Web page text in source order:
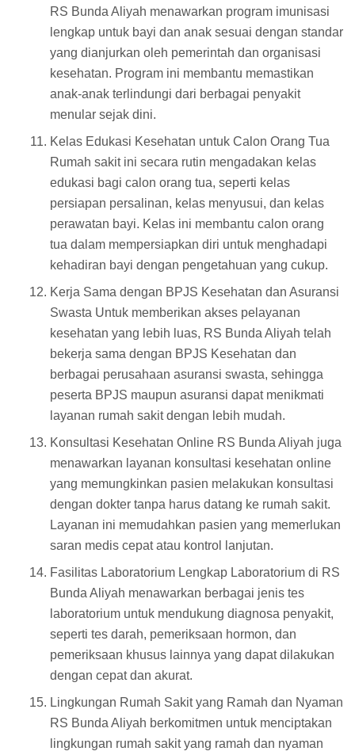
RS Bunda Aliyah menawarkan program imunisasi
lengkap untuk bayi dan anak sesuai dengan standar
yang dianjurkan oleh pemerintah dan organisasi
kesehatan. Program ini membantu memastikan
anak-anak terlindungi dari berbagai penyakit
menular sejak dini.
Kelas Edukasi Kesehatan untuk Calon Orang Tua
Rumah sakit ini secara rutin mengadakan kelas
edukasi bagi calon orang tua, seperti kelas
persiapan persalinan, kelas menyusui, dan kelas
perawatan bayi. Kelas ini membantu calon orang
tua dalam mempersiapkan diri untuk menghadapi
kehadiran bayi dengan pengetahuan yang cukup.
Kerja Sama dengan BPJS Kesehatan dan Asuransi
Swasta Untuk memberikan akses pelayanan
kesehatan yang lebih luas, RS Bunda Aliyah telah
bekerja sama dengan BPJS Kesehatan dan
berbagai perusahaan asuransi swasta, sehingga
peserta BPJS maupun asuransi dapat menikmati
layanan rumah sakit dengan lebih mudah.
Konsultasi Kesehatan Online RS Bunda Aliyah juga
menawarkan layanan konsultasi kesehatan online
yang memungkinkan pasien melakukan konsultasi
dengan dokter tanpa harus datang ke rumah sakit.
Layanan ini memudahkan pasien yang memerlukan
saran medis cepat atau kontrol lanjutan.
Fasilitas Laboratorium Lengkap Laboratorium di RS
Bunda Aliyah menawarkan berbagai jenis tes
laboratorium untuk mendukung diagnosa penyakit,
seperti tes darah, pemeriksaan hormon, dan
pemeriksaan khusus lainnya yang dapat dilakukan
dengan cepat dan akurat.
Lingkungan Rumah Sakit yang Ramah dan Nyaman
RS Bunda Aliyah berkomitmen untuk menciptakan
lingkungan rumah sakit yang ramah dan nyaman